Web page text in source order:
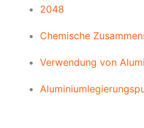
2048
Chemische
Verwendung von